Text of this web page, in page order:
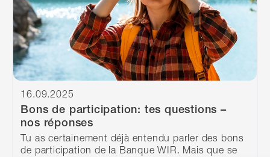
Bons de participation: tes questions –
nos réponses
16.09.2025
Tu as certainement déjà entendu parler des bons
de participation de la Banque WIR. Mais que se